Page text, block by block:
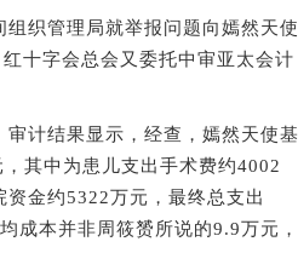
织管理局就举报问题向嫣然天使
十字会总会又委托中审亚太会计
计结果显示，经查，嫣然天使基
其中为患儿支出手术费约4002
金约5322万元，最终总支出
成本并非周筱赟所说的9.9万元，